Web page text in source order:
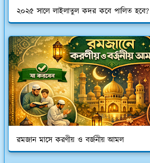
২০২৫ সালে লাইলাতুল কদর কবে পালিত হবে?
রমজান মাসে করণীয় ও বর্জনীয় আমল